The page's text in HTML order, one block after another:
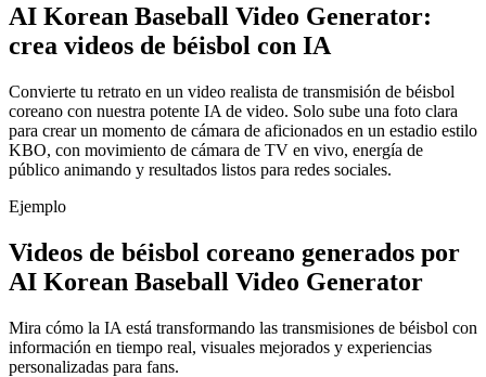
AI Korean Baseball Video Generator:
crea videos de béisbol con IA
Convierte tu retrato en un video realista de transmisión de béisbol
coreano con nuestra potente IA de video. Solo sube una foto clara
para crear un momento de cámara de aficionados en un estadio estilo
KBO, con movimiento de cámara de TV en vivo, energía de
público animando y resultados listos para redes sociales.
Ejemplo
Videos de béisbol coreano generados por
AI Korean Baseball Video Generator
Mira cómo la IA está transformando las transmisiones de béisbol con
información en tiempo real, visuales mejorados y experiencias
personalizadas para fans.